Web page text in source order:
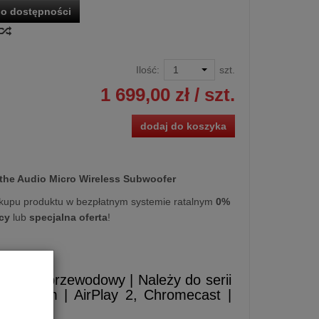
dostępności
Ilość: szt.
1 699,00 zł/ szt.
dodaj do koszyka
Audio Micro Wireless Subwoofer
produktu w bezpłatnym systemie ratalnym 0%
lub specjalna oferta!
| Bezprzewodowy | Należy do serii
| AirPlay 2, Chromecast |